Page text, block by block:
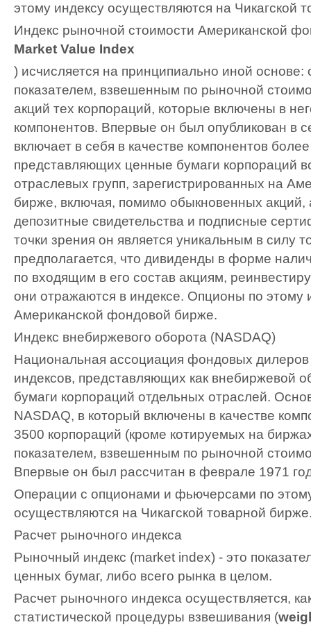
этому индексу осуществляются на Чикагской
Индекс рыночной стоимости Американской
Market Value Index
) исчисляется на принципиально иной основе:
показателем, взвешенным по рыночной
акций тех корпораций, которые включены в
компонентов. Впервые он был опубликован в
включает в себя в качестве компонентов
представляющих ценные бумаги корпораций
отраслевых групп, зарегистрированных на
бирже, включая, помимо обыкновенных акций,
депозитные свидетельства и подписные
точки зрения он является уникальным в силу
предполагается, что дивиденды в форме
по входящим в его состав акциям,
они отражаются в индексе. Опционы по этому
Американской фондовой бирже.
Индекс внебиржевого оборота (NASDAQ)
Национальная ассоциация фондовых
индексов, представляющих как внебиржевой
бумаги корпораций отдельных отраслей.
NASDAQ, в который включены в качестве
3500 корпораций (кроме котируемых на
показателем, взвешенным по рыночной
Впервые он был рассчитан в феврале 1971
Операции с опционами и фьючерсами по
осуществляются на Чикагской товарной
Расчет рыночного индекса
Рыночный индекс (market index) - это
ценных бумаг, либо всего рынка в целом.
Расчет рыночного индекса осуществляется,
статистической процедуры взвешивания (